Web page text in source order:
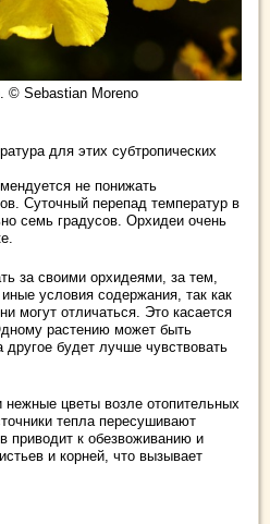
© Sebastian Moreno
для этих субтропических
не понижать
Суточный перепад температур в
семь градусов. Орхидеи очень
за своими орхидеями, за тем,
условия содержания, так как
могут отличаться. Это касается
растению может быть
будет лучше чувствовать
нежные цветы возле отопительных
тепла пересушивают
приводит к обезвоживанию и
и корней, что вызывает